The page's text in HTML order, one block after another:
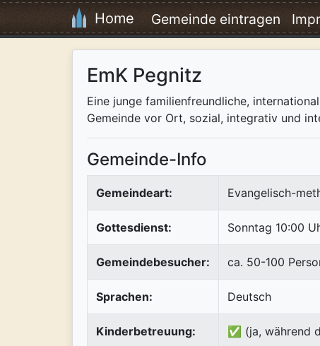
Home Gemeinde eintragen
EmK Pegnitz
Eine junge familienfreundliche,
Gemeinde vor Ort, sozial, integrativ und
Gemeinde-Info
Gemeindeart: Evangelisch-
Gottesdienst: Sonntag 10:00
Gemeindebesucher: ca. 50-100
Sprachen: Deutsch
Kinderbetreuung: ✅ (ja, während